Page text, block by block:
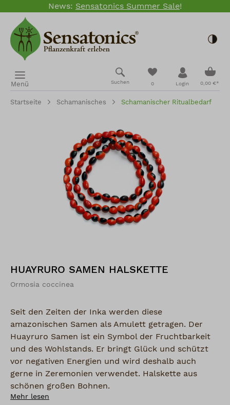
Zum Hauptinhalt springen
News: Sensatonics Summer Sale!
Menü Suchen 0
Du hast 0
Login 0,00 €*
Startseite Schamanisches Schamanischer Ritualbedarf
HUAYRURO SAMEN HALSKETTE
Ormosia coccinea
Seit den Zeiten der Inka werden diese
amazonischen Samen als Amulett getragen. Der
Huayruro Samen ist ein Symbol der Fruchtbarkeit
und des Wohlstands. Er bringt Glück und schützt
vor negativen Energien und wird deshalb auch
gerne in Zeremonien verwendet. Halskette aus
schönen großen Bohnen.
Mehr lesen